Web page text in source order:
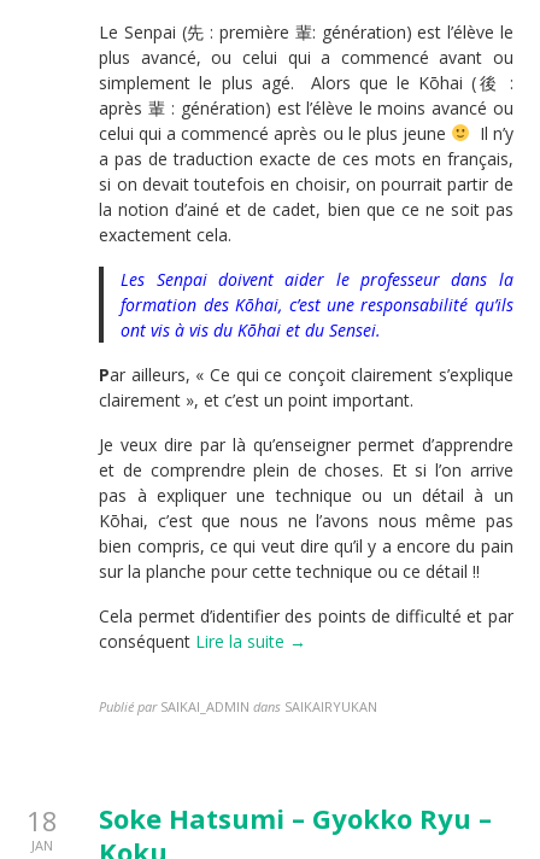
Le Senpai (先 : première 輩: génération) est l’élève le
plus avancé, ou celui qui a commencé avant ou
simplement le plus agé. Alors que le Kōhai (後 :
après 輩 : génération) est l’élève le moins avancé ou
celui qui a commencé après ou le plus jeune
Il n’y
a pas de traduction exacte de ces mots en français,
si on devait toutefois en choisir, on pourrait partir de
la notion d’ainé et de cadet, bien que ce ne soit pas
exactement cela.
Les Senpai doivent aider le professeur dans la
formation des Kōhai, c’est une responsabilité qu’ils
ont vis à vis du Kōhai et du Sensei.
Par ailleurs, « Ce qui ce conçoit clairement s’explique
clairement », et c’est un point important.
Je veux dire par là qu’enseigner permet d’apprendre
et de comprendre plein de choses. Et si l’on arrive
pas à expliquer une technique ou un détail à un
Kōhai, c’est que nous ne l’avons nous même pas
bien compris, ce qui veut dire qu’il y a encore du pain
sur la planche pour cette technique ou ce détail !!
Cela permet d’identifier des points de difficulté et par
conséquent Lire la suite →
Publié par SAIKAI_ADMIN dans SAIKAIRYUKAN
18
JAN
Soke Hatsumi – Gyokko Ryu –
Koku